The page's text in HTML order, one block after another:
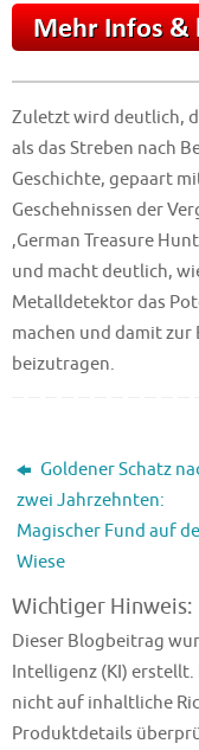
Zuletzt wird deutlich,
als das Streben nach
Geschichte, gepaart
Geschehnissen der
‚German Treasure
und macht deutlich,
Metalldetektor das
machen und damit
beizutragen.
Goldener Schatz
zwei Jahrzehnten:
Magischer Fund auf
Wiese
Wichtiger Hinweis:
Dieser Blogbeitrag
Intelligenz (KI)
nicht auf inhaltliche
Produktdetails